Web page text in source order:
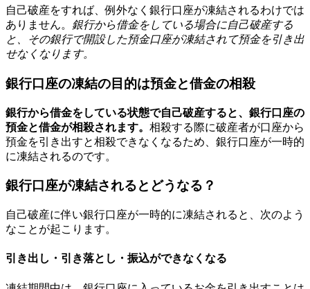
自己破産をすれば、例外なく銀行口座が凍結されるわけでは
ありません。 銀行から借金をしている場合に自己破産する
と、その銀行で開設した預金口座が凍結されて預金を引き出
せなくなります。
銀行口座の凍結の目的は預金と借金の相殺
銀行から借金をしている状態で自己破産すると、銀行口座の
預金と借金が相殺されます。 相殺する際に破産者が口座から
預金を引き出すと相殺できなくなるため、銀行口座が一時的
に凍結されるのです。
銀行口座が凍結されるとどうなる？
自己破産に伴い銀行口座が一時的に凍結されると、次のよう
なことが起こります。
引き出し・引き落とし・振込ができなくなる